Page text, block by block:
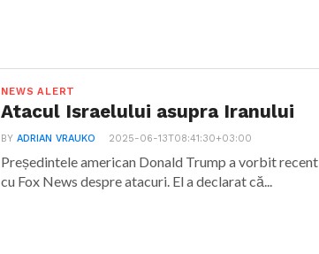
NEWS ALERT
Atacul Israelului asupra Iranului
BYADRIAN VRAUKO 2025-06-13T08:41:30+03:00
Președintele american Donald Trump a vorbit recent
cu Fox News despre atacuri. El a declarat că...